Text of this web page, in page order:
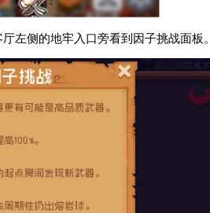
左侧的地牢入口旁看到因子挑战面板。